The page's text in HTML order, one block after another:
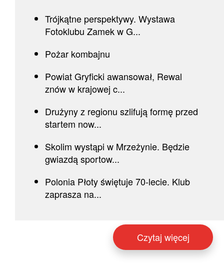
Trójkątne perspektywy. Wystawa
Fotoklubu Zamek w G...
Pożar kombajnu
Powiat Gryficki awansował, Rewal
znów w krajowej c...
Drużyny z regionu szlifują formę przed
startem now...
Skolim wystąpi w Mrzeżynie. Będzie
gwiazdą sportow...
Polonia Płoty świętuje 70-lecie. Klub
zaprasza na...
Czytaj więcej